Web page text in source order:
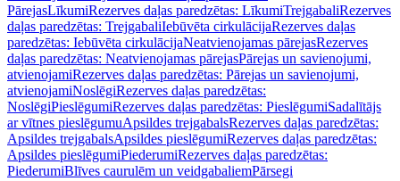
PārejasLīkumiRezerves daļas paredzētas: LīkumiTrejgabaliRezerves
daļas paredzētas: TrejgabaliIebūvēta cirkulācijaRezerves daļas
paredzētas: Iebūvēta cirkulācijaNeatvienojamas pārejasRezerves
daļas paredzētas: Neatvienojamas pārejasPārejas un savienojumi,
atvienojamiRezerves daļas paredzētas: Pārejas un savienojumi,
atvienojamiNoslēgiRezerves daļas paredzētas:
NoslēgiPieslēgumiRezerves daļas paredzētas: PieslēgumiSadalītājs
ar vītnes pieslēgumuApsildes trejgabalsRezerves daļas paredzētas:
Apsildes trejgabalsApsildes pieslēgumiRezerves daļas paredzētas:
Apsildes pieslēgumiPiederumiRezerves daļas paredzētas:
PiederumiBlīves caurulēm un veidgabaliemPārsegi